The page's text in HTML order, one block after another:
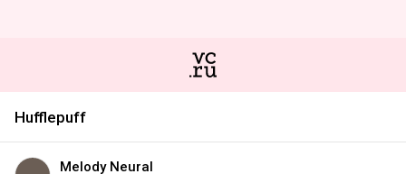
Hufflepuff
Melody Neural